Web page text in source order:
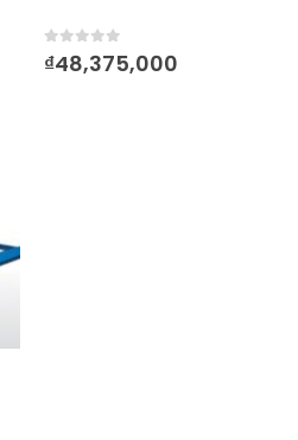
0out of 5
₫48,375,000